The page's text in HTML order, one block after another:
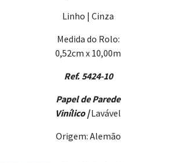
Linho | Cinza
Medida do Rolo:
0,52cm x 10,00m
Ref. 5424-10
Papel de Parede
Vinílico |Lavável
Origem: Alemão